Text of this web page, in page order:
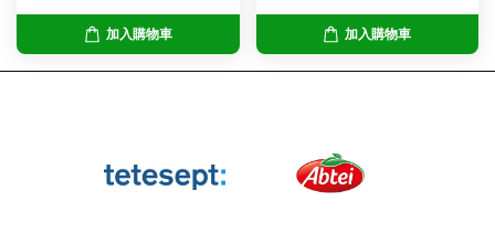
加入購物車 加入購物車